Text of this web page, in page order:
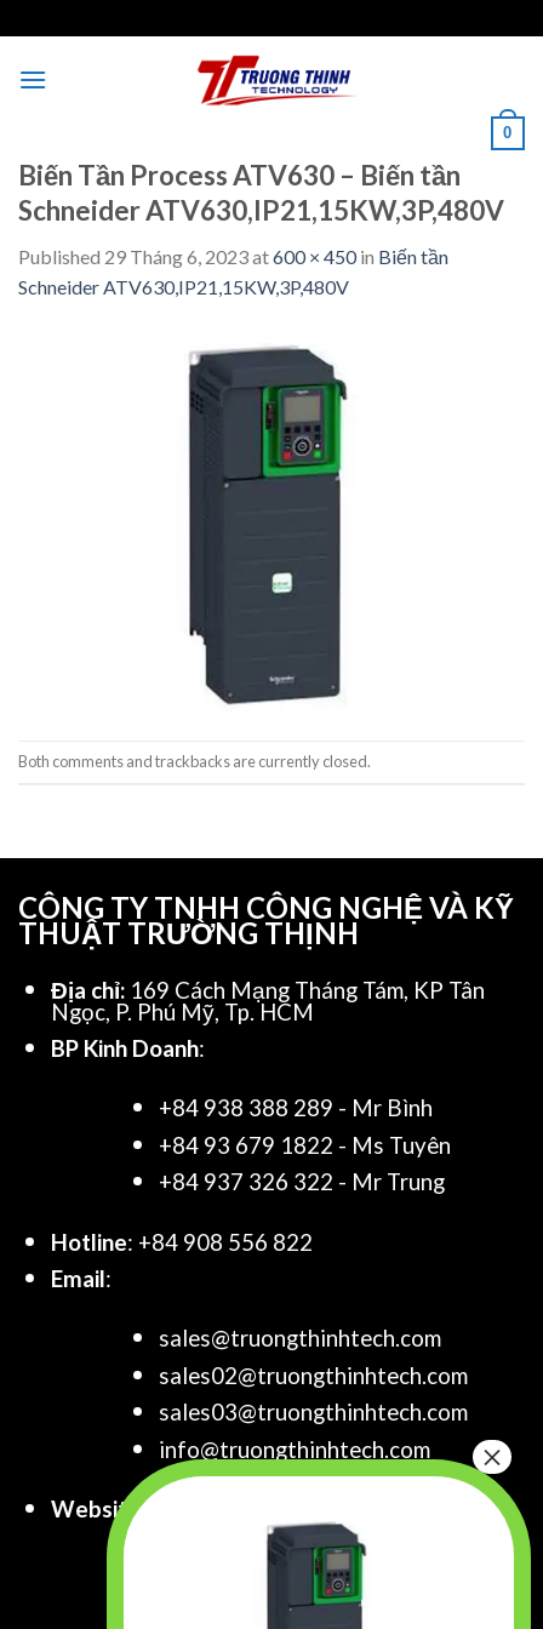
to
content
0
Biến Tần Process ATV630 – Biến tần
Schneider ATV630,IP21,15KW,3P,480V
Published 29 Tháng 6, 2023at600 × 450in Biến tần
Schneider ATV630,IP21,15KW,3P,480V
Both comments and trackbacks are currently closed.
CÔNG TY TNHH CÔNG NGHỆ VÀ KỸ
THUẬT TRƯỜNG THỊNH
Địa chỉ: 169 Cách Mạng Tháng Tám, KP Tân
Ngọc, P. Phú Mỹ, Tp. HCM
BP Kinh Doanh:
+84 938 388 289 - Mr Bình
+84 93 679 1822 - Ms Tuyên
+84 937 326 322 - Mr Trung
Hotline: +84 908 556 822
Email:
sales@truongthinhtech.com
sales02@truongthinhtech.com
sales03@truongthinhtech.com
info@truongthinhtech.com
Website:
www.truongthinhtech.com
www.components.com.vn